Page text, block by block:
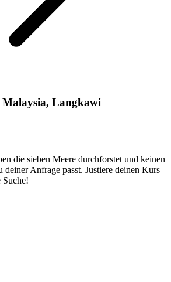
Malaysia, Langkawi
die sieben Meere durchforstet und keinen
deiner Anfrage passt. Justiere deinen Kurs
Suche!